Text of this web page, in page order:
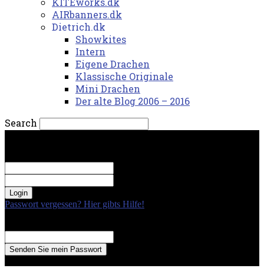
AIRbanners.dk
Dietrich.dk
Showkites
Intern
Eigene Drachen
Klassische Originale
Mini Drachen
Der alte Blog 2006 – 2016
Search
Passwort vergessen? Hier gibts Hilfe!